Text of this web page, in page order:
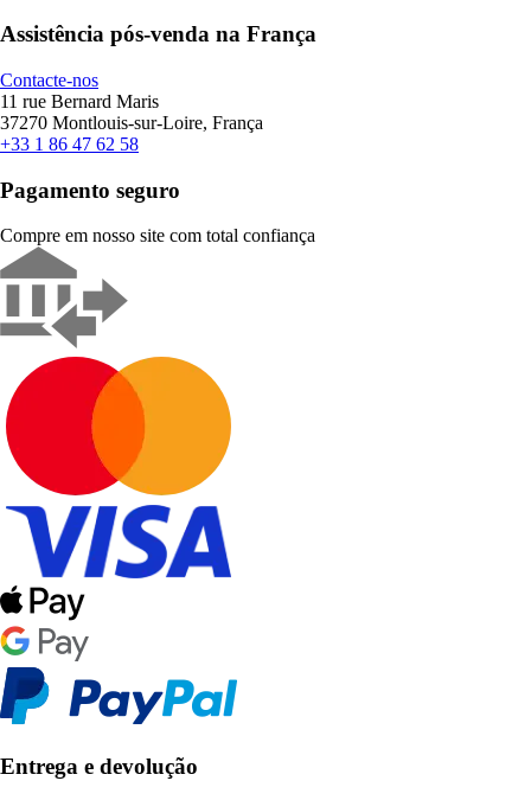
Assistência pós-venda na França
Contacte-nos
11 rue Bernard Maris
37270 Montlouis-sur-Loire, França
+33 1 86 47 62 58
Pagamento seguro
Compre em nosso site com total confiança
Entrega e devolução